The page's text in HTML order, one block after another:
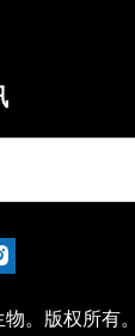
。版权所有。